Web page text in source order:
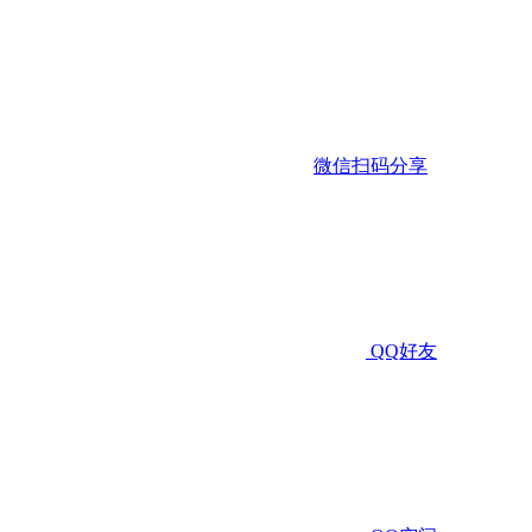
微信扫码分享
QQ好友